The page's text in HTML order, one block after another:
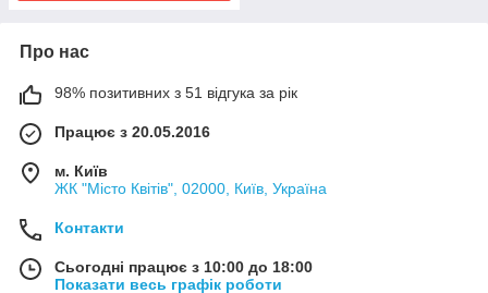
Про нас
98% позитивних з 51 відгука за рік
Працює з 20.05.2016
м. Київ
ЖК "Місто Квітів", 02000, Київ, Україна
Контакти
Сьогодні працює з 10:00 до 18:00
Показати весь графік роботи